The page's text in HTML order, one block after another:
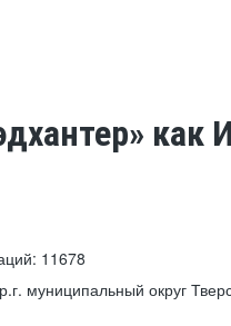
как
11678
муниципальный округ